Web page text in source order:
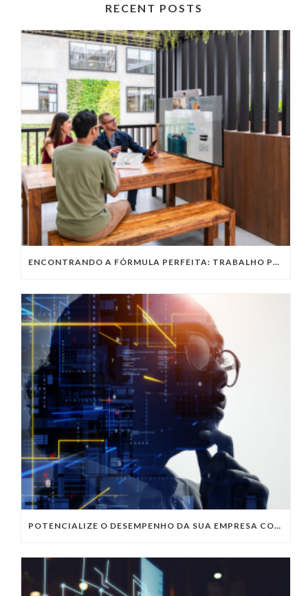
RECENT POSTS
ENCONTRANDO A FÓRMULA PERFEITA: TRABALHO PRESENCIAL, HOME OFFICE OU TRABALHO HÍBRIDO?
POTENCIALIZE O DESEMPENHO DA SUA EMPRESA COM OS SERVIÇOS DE TI DA VIVO VITA